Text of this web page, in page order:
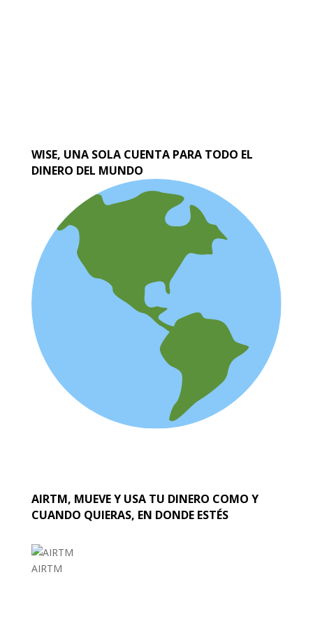
WISE, UNA SOLA CUENTA PARA TODO EL
DINERO DEL MUNDO
AIRTM, MUEVE Y USA TU DINERO COMO Y
CUANDO QUIERAS, EN DONDE ESTÉS
AIRTM